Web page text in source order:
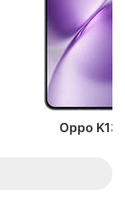
Oppo K13